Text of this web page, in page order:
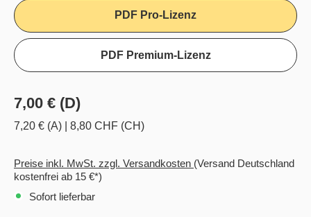
PDF Pro-Lizenz
PDF Premium-Lizenz
7,00 € (D)
7,20 € (A) 8,80 CHF (CH)
Preise inkl. MwSt. zzgl. Versandkosten (Versand Deutschland
kostenfrei ab 15 €*)
Sofort lieferbar